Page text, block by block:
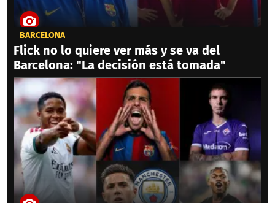
BARCELONA
Flick no lo quiere ver más y se va del
Barcelona: "La decisión está tomada"